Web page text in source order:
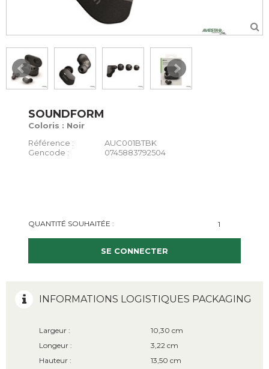
SOUNDFORM
Coloris : Noir
Référence :
AUC001BTBK
Gencode :
0745883792504
QUANTITÉ SOUHAITÉE :
SE CONNECTER
INFORMATIONS LOGISTIQUES PACKAGING
Largeur :
10,30 cm
Longeur :
3,22 cm
Hauteur :
13,50 cm